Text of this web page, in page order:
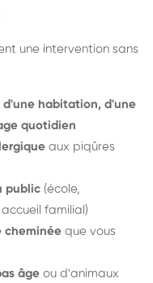
une intervention sans
habitation, d'une
quotidien
aux piqûres
public (école,
familial)
cheminée que vous
âge ou d'animaux